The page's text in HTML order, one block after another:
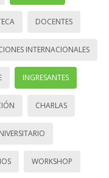
DOCENTES
INTERNACIONALES
INGRESANTES
CHARLAS
WORKSHOP